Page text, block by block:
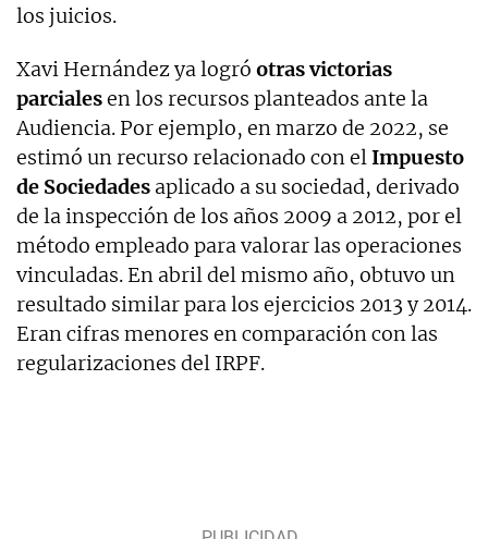
los juicios.
Xavi Hernández ya logró otras victorias
parcialesen los recursos planteados ante la
Audiencia. Por ejemplo, en marzo de 2022, se
estimó un recurso relacionado con elImpuesto
de Sociedades aplicado a su sociedad, derivado
de la inspección de los años 2009 a 2012, por el
método empleado para valorar las operaciones
vinculadas. En abril del mismo año, obtuvo un
resultado similar para los ejercicios 2013 y 2014.
Eran cifras menores en comparación con las
regularizaciones del IRPF.